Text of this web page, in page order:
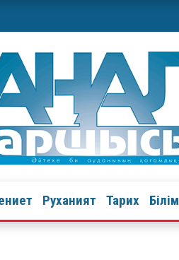
Руханият Тарих Білім